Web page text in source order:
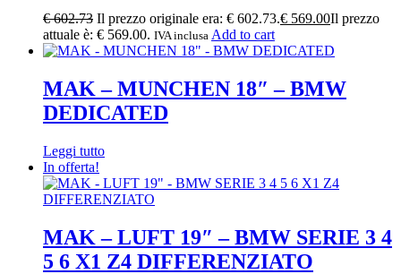
€602.73 Il prezzo originale era: € 602.73.€ 569.00Il prezzo
attuale è: € 569.00. IVA inclusa Add to cart
MAK – MUNCHEN 18″ – BMW
DEDICATED
Leggi tutto
In offerta!
MAK – LUFT 19″ – BMW SERIE 3 4
5 6 X1 Z4 DIFFERENZIATO